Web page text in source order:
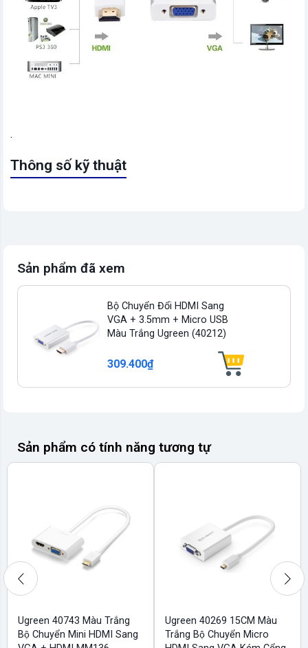
.
Thông số kỹ thuật
Sản phẩm đã xem
Bộ Chuyển Đổi HDMI Sang
VGA + 3.5mm + Micro USB
Màu Trắng Ugreen (40212)
309.400₫
Sản phẩm có tính năng tương tự
Ugreen 40743 Màu Trắng
Bộ Chuyển Mini HDMI Sang
Ugreen 40269 15CM Màu
Trắng Bộ Chuyển Micro